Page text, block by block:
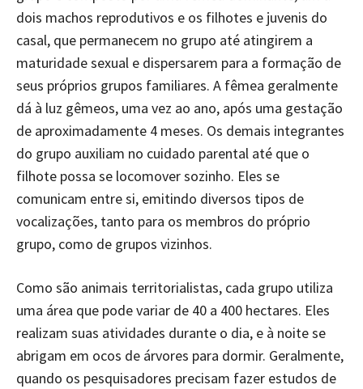
dois machos reprodutivos e os filhotes e juvenis do
casal, que permanecem no grupo até atingirem a
maturidade sexual e dispersarem para a formação de
seus próprios grupos familiares. A fêmea geralmente
dá à luz gêmeos, uma vez ao ano, após uma gestação
de aproximadamente 4 meses. Os demais integrantes
do grupo auxiliam no cuidado parental até que o
filhote possa se locomover sozinho. Eles se
comunicam entre si, emitindo diversos tipos de
vocalizações, tanto para os membros do próprio
grupo, como de grupos vizinhos.
Como são animais territorialistas, cada grupo utiliza
uma área que pode variar de 40 a 400 hectares. Eles
realizam suas atividades durante o dia, e à noite se
abrigam em ocos de árvores para dormir. Geralmente,
quando os pesquisadores precisam fazer estudos de